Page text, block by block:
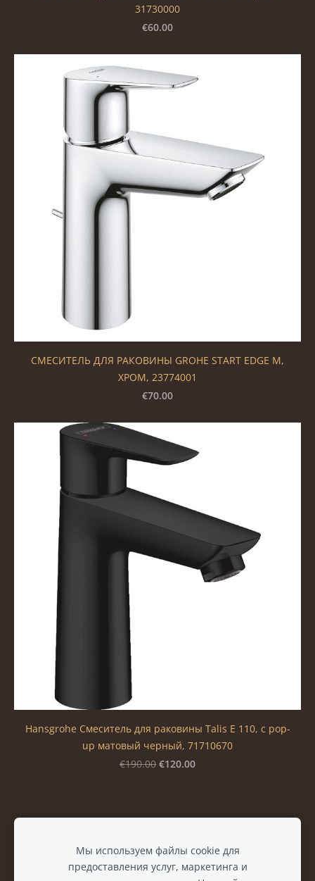
31730000
€60.00
СМЕСИТЕЛЬ ДЛЯ РАКОВИНЫ GROHE START EDGE M,
ХРОМ, 23774001
€70.00
Hansgrohe Смеситель для раковины Talis E 110, с pop-
up матовый черный, 71710670
€190.00 €120.00
Мы используем файлы cookie для
предоставления услуг, маркетинга и